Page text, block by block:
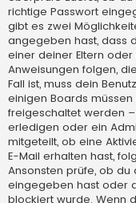
richtige Passwort
gibt es zwei
angegeben hast, dass
einer deiner Eltern
Anweisungen folgen,
Fall ist, muss dein
einigen Boards
freigeschaltet werden
erledigen oder ein
mitgeteilt, ob eine
E-Mail erhalten hast,
Ansonsten prüfe, ob
eingegeben hast oder
blockiert wurde. Wenn